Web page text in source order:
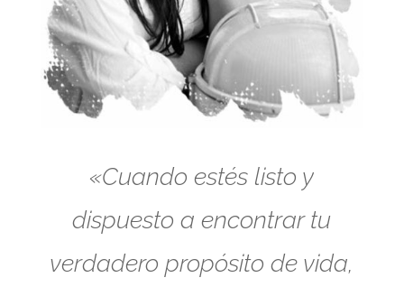
«Cuando estés listo y
dispuesto a encontrar tu
verdadero propósito de vida,